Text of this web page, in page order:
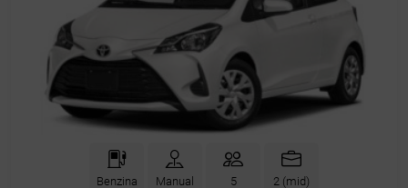
Benzina Manual 5 2 (mid)